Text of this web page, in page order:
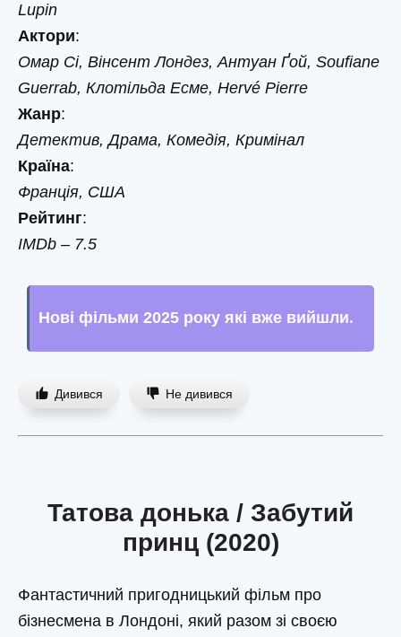
Lupin
Актори:
Омар Сі, Вінсент Лондез, Антуан Ґой, Soufiane
Guerrab, Клотільда ​​Есме, Hervé Pierre
Жанр:
Детектив, Драма, Комедія, Кримінал
Країна:
Франція, США
Рейтинг:
IMDb – 7.5
Нові фільми 2025 року які вже вийшли.
Дивився Не дивився
Татова донька / Забутий
принц (2020)
Фантастичний пригодницький фільм про
бізнесмена в Лондоні, який разом зі своєю